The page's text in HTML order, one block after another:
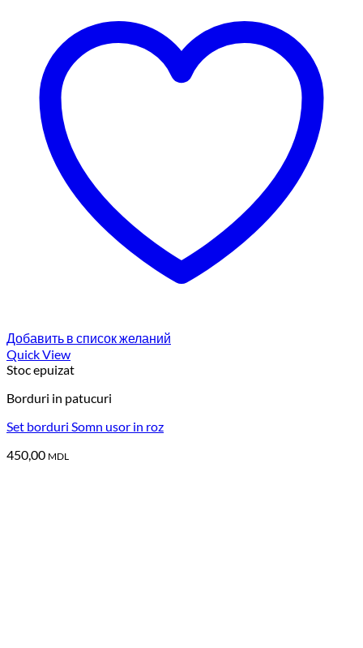
Добавить в список желаний
Quick View
Stoc epuizat
Borduri in patucuri
Set borduri Somn usor in roz
450,00 MDL